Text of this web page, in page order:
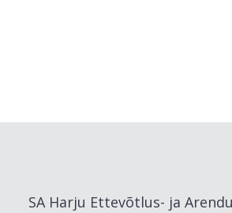
SA Harju Ettevõtlus- ja